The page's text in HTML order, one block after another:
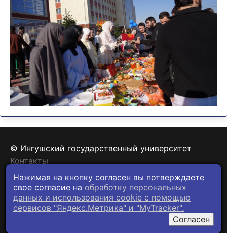
© Ингушский государственный университет
Контакты
Политика конфиденциальности
Нажимая на кнопку согласен вы потверждаете
свое согласие на обработку персональных
данных и использования cookie c помощью
сервисов "Яндекс.Метрика" и "MyTracker".
Согласен